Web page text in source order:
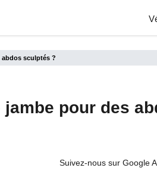
abdos sculptés ?
pour des
Suivez-nous sur Google